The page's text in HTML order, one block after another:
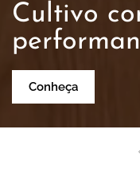
Cultivo
Conheça